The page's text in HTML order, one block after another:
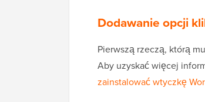
Dodawanie opcji
Pierwszą rzeczą, którą
Aby uzyskać więcej
zainstalować wtyczkę